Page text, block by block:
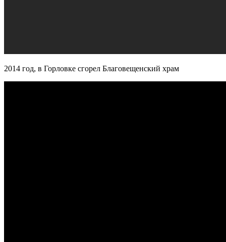
2014 год, в Горловке сгорел Благовещенский храм